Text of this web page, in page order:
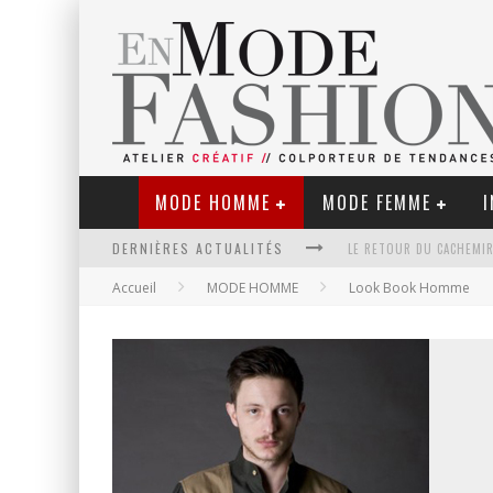
MODE HOMME MODE FEMME
DERNIÈRES ACTUALITÉS LE RETOUR DU
Accueil MODE HOMME Look Book Homme